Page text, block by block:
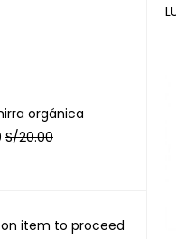
orgánica
S/20.00
item to proceed